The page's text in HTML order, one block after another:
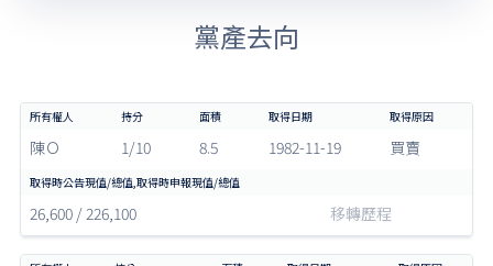
黨產去向
陳Ｏ 1/10 8.5 1982-11-19 買賣
26,600 / 226,100 移轉歷程